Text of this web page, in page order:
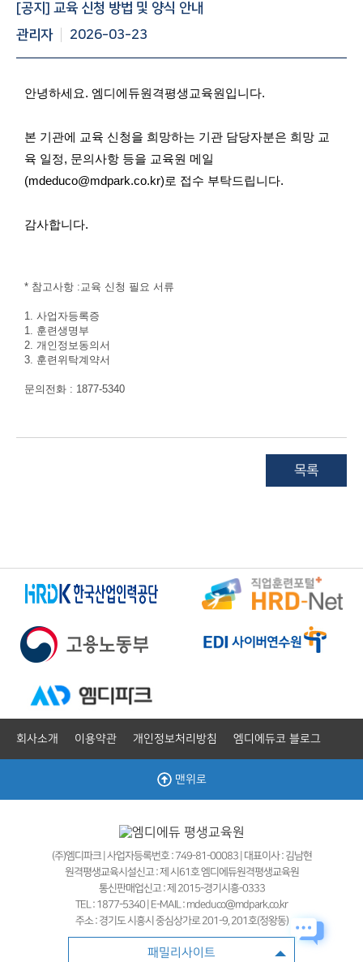
공
[공지] 교육 신청 방법 및 양식 안내
관리자
2026-03-23
안녕하세요. 엠디에듀원격평생교육원입니다.
본 기관에 교육 신청을 희망하는 기관 담당자분은 희망 교
육 일정, 문의사항 등을 교육원 메일
(mdeduco@mdpark.co.kr)로 접수 부탁드립니다.
감사합니다.
* 참고사항 :교육 신청 필요 서류
1. 사업자등록증
1. 훈련생명부
2. 개인정보동의서
3. 훈련위탁계약서
문의전화 : 1877-5340
목록
회사소개 이용약관 개인정보처리방침 엠디에듀코 블로그
맨위로
(주)엠디파크 | 사업자등록번호 : 749-81-00083 | 대표이사 : 김남현
원격평생교육시설신고 : 제 시61호 엠디에듀원격평생교육원
통신판매업신고 : 제 2015-경기시흥-0333
TEL : 1877-5340 | E-MAIL : mdeduco@mdpark.co.kr
주소 : 경기도 시흥시 중심상가로 201-9, 201호(정왕동)
패밀리사이트